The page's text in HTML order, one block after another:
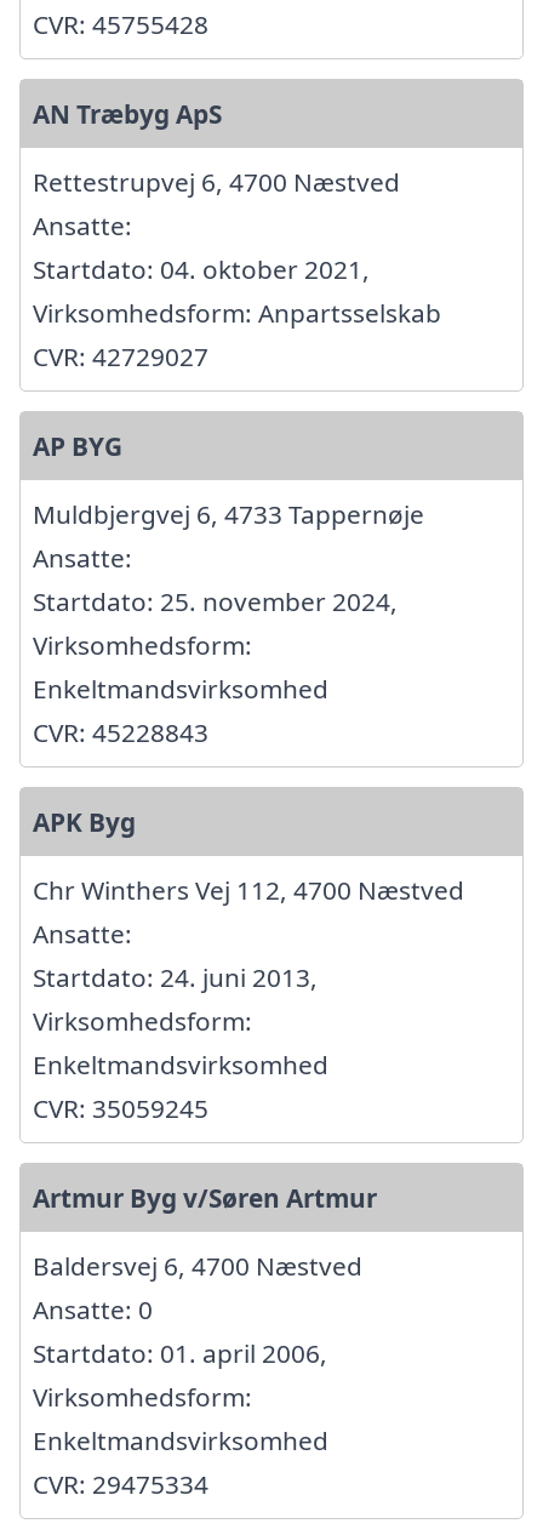
CVR: 45755428
AN Træbyg ApS
Rettestrupvej 6, 4700 Næstved
Ansatte:
Startdato: 04. oktober 2021,
Virksomhedsform: Anpartsselskab
CVR: 42729027
AP BYG
Muldbjergvej 6, 4733 Tappernøje
Ansatte:
Startdato: 25. november 2024,
Virksomhedsform:
Enkeltmandsvirksomhed
CVR: 45228843
APK Byg
Chr Winthers Vej 112, 4700 Næstved
Ansatte:
Startdato: 24. juni 2013,
Virksomhedsform:
Enkeltmandsvirksomhed
CVR: 35059245
Artmur Byg v/Søren Artmur
Baldersvej 6, 4700 Næstved
Ansatte: 0
Startdato: 01. april 2006,
Virksomhedsform:
Enkeltmandsvirksomhed
CVR: 29475334